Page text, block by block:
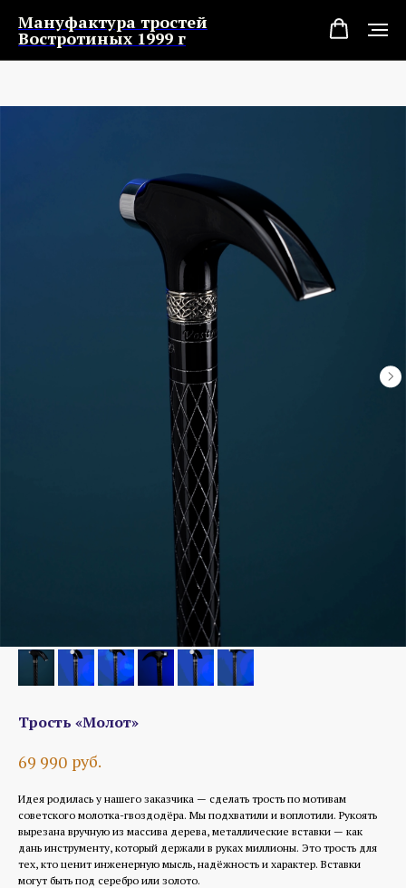
Мануфактура тростей
Востротиных 1999 г
Трость «Молот»
69 990 руб.
Идея родилась у нашего заказчика — сделать трость по мотивам
советского молотка-гвоздодёра. Мы подхватили и воплотили. Рукоять
вырезана вручную из массива дерева, металлические вставки — как
дань инструменту, который держали в руках миллионы. Это трость для
тех, кто ценит инженерную мысль, надёжность и характер. Вставки
могут быть под серебро или золото.